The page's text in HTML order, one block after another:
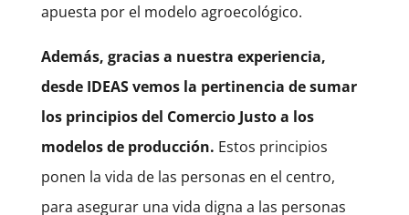
apuesta por el modelo agroecológico.
Además, gracias a nuestra experiencia,
desde IDEAS vemos la pertinencia de sumar
los principios del Comercio Justo a los
modelos de producción. Estos principios
ponen la vida de las personas en el centro,
para asegurar una vida digna a las personas